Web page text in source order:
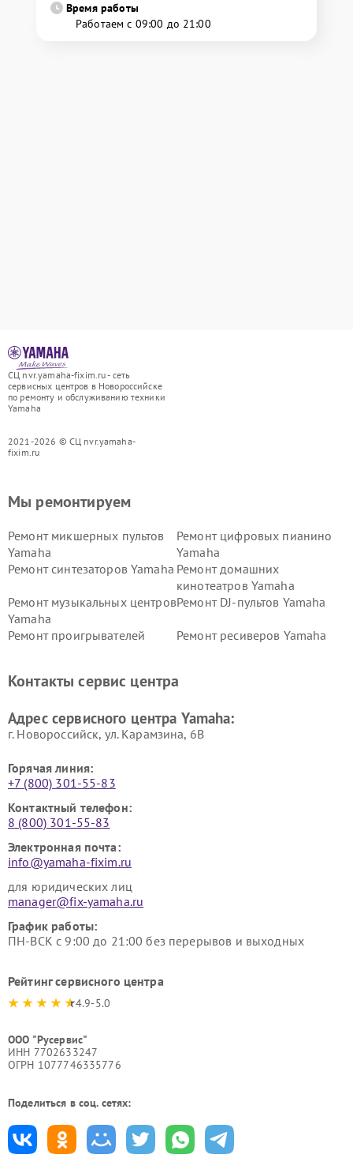
Время работы
Работаем с 09:00 до 21:00
СЦ nvr.yamaha-fixim.ru - сеть
сервисных центров в Новороссийске
по ремонту и обслуживанию техники
Yamaha
2021-2026 © СЦ nvr.yamaha-
fixim.ru
Мы ремонтируем
Ремонт микшерных пультов
Yamaha
Ремонт цифровых пианино
Yamaha
Ремонт синтезаторов Yamaha Ремонт домашних
кинотеатров Yamaha
Ремонт музыкальных центров
Yamaha
Ремонт DJ-пультов Yamaha
Ремонт проигрывателей
Ремонт ресиверов Yamaha
Yamaha
Yamaha
Контакты сервис центра
Адрес сервисного центра Yamaha:
г. Новороссийск, ул. Карамзина, 6В
Горячая линия:
+7 (800) 301-55-83
Контактный телефон:
8 (800) 301-55-83
Электронная почта:
info@yamaha-fixim.ru
для юридических лиц
manager@fix-yamaha.ru
График работы:
ПН-ВСК с 9:00 до 21:00 без перерывов и выходных
Рейтинг сервисного центра
4.9-5.0
ООО "Русервис"
ИНН 7702633247
ОГРН 1077746335776
Поделиться в соц. сетях: